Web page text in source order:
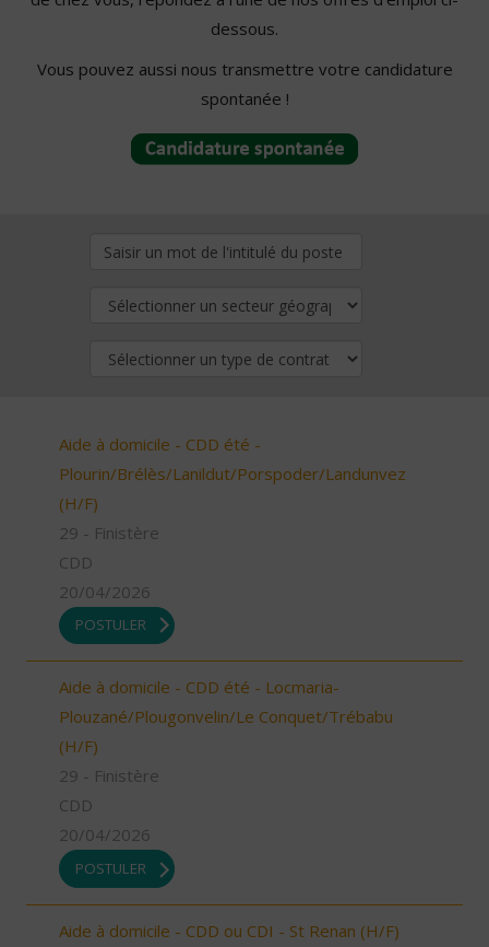
dessous.
Vous pouvez aussi nous transmettre votre candidature
spontanée !
Aide à domicile - CDD été -
Plourin/Brélès/Lanildut/Porspoder/Landunvez
(H/F)
29 - Finistère
CDD
20/04/2026
POSTULER
Aide à domicile - CDD été - Locmaria-
Plouzané/Plougonvelin/Le Conquet/Trébabu
(H/F)
29 - Finistère
CDD
20/04/2026
POSTULER
Aide à domicile - CDD ou CDI - St Renan (H/F)